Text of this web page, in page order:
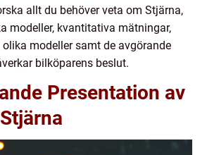
allt du behöver veta om Stjärna,
modeller, kvantitativa mätningar,
modeller samt de avgörande
bilköparens beslut.
Presentation av